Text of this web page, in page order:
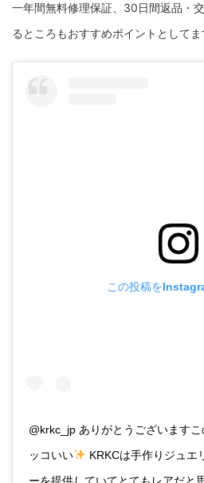
一年間無料修理保証、30日間返品・
るところもおすすめポイントとしてま
この投稿を
@krkc_jp ありがとうございます
ッコいい
KRKCは手作りジュエ
ーを提供していてとてもレアだと